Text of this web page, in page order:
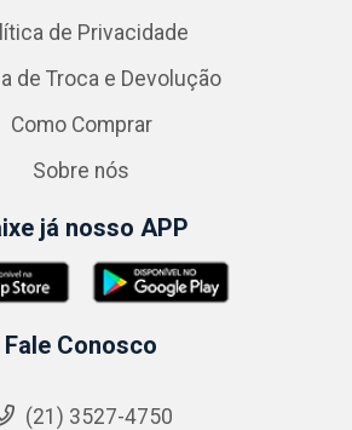
de Privacidade
de Troca e Devolução
Como Comprar
Sobre nós
já nosso APP
Fale Conosco
(21) 3527-4750